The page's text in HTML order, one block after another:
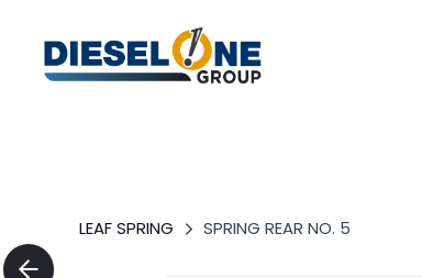
LEAF SPRING SPRING REAR NO. 5